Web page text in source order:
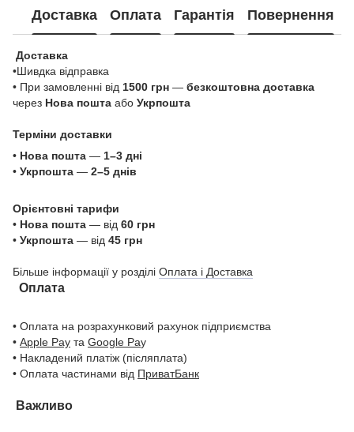
Доставка Оплата Гарантія Повернення
Доставка
•Шивдка відправка
• При замовленні від 1500 грн — безкоштовна доставка
через Нова пошта або Укрпошта
Терміни доставки
• Нова пошта — 1–3 дні
• Укрпошта — 2–5 днів
Орієнтовні тарифи
• Нова пошта — від 60 грн
• Укрпошта — від 45 грн
Більше інформації у розділі Оплата і Доставка
Оплата
• Оплата на розрахунковий рахунок підприємства
• Apple Pay та Google Pay
• Накладений платіж (післяплата)
• Оплата частинами від ПриватБанк
Важливо